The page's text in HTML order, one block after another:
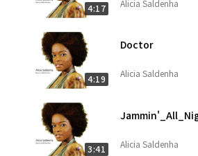
4:17 Alicia Saldenha
4:19
Doctor
Alicia Saldenha
3:41 Alicia Saldenha